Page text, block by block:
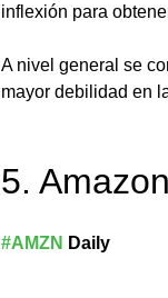
inflexión para
A nivel general se
mayor debilidad en
5.
#AMZN Daily